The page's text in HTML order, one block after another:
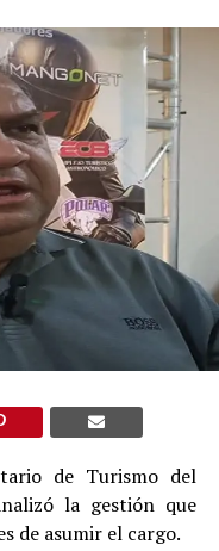
de Turismo del
la gestión que
de asumir el cargo.